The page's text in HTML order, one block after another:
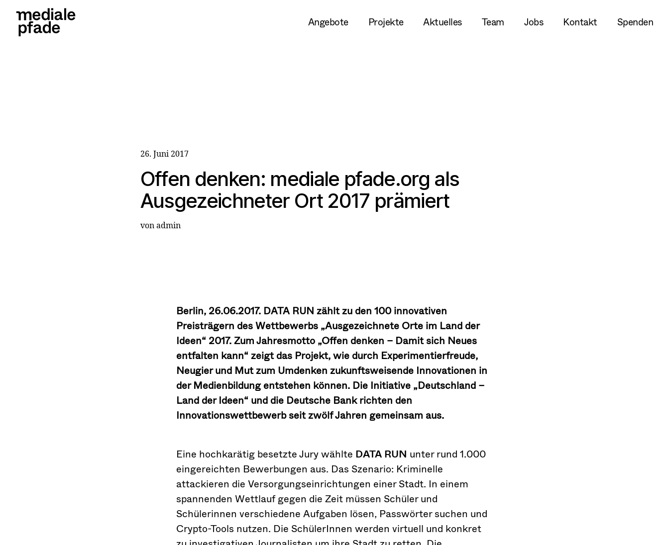
Angebote Projekte Aktuelles Team Jobs Kontakt Spenden
26. Juni 2017
Offen denken: mediale pfade.org als
Ausgezeichneter Ort 2017 prämiert
von admin
Berlin, 26.06.2017. DATA RUN zählt zu den 100 innovativen
Preisträgern des Wettbewerbs „Ausgezeichnete Orte im Land der
Ideen“ 2017. Zum Jahresmotto „Offen denken – Damit sich Neues
entfalten kann“ zeigt das Projekt, wie durch Experimentierfreude,
Neugier und Mut zum Umdenken zukunftsweisende Innovationen in
der Medienbildung entstehen können. Die Initiative „Deutschland –
Land der Ideen“ und die Deutsche Bank richten den
Innovationswettbewerb seit zwölf Jahren gemeinsam aus.
Eine hochkarätig besetzte Jury wählte DATA RUN unter rund 1.000
eingereichten Bewerbungen aus. Das Szenario: Kriminelle
attackieren die Versorgungseinrichtungen einer Stadt. In einem
spannenden Wettlauf gegen die Zeit müssen Schüler und
Schülerinnen verschiedene Aufgaben lösen, Passwörter suchen und
Crypto-Tools nutzen. Die SchülerInnen werden virtuell und konkret